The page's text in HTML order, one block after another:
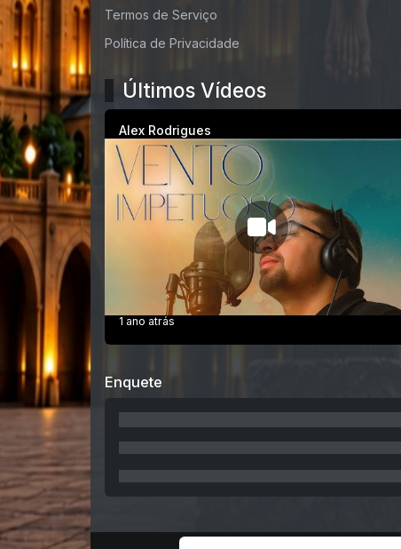
Termos de Serviço
Política de Privacidade
Últimos Vídeos
Alex Rodrigues
1 ano atrás
Enquete